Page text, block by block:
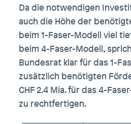
Da die notwendigen
auch die Höhe der
beim 1-Faser-Modell viel
beim 4-Faser-Modell,
Bundesrat klar für das 1-
zusätzlich benötigten
CHF 2.4 Mia. für das 4-
zu rechtfertigen.